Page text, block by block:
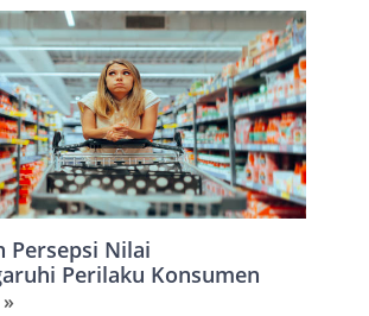
Persepsi Nilai
Perilaku Konsumen